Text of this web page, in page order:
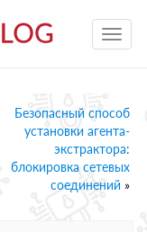
Безопасный способ
установки агента-
экстрактора:
блокировка сетевых
соединений »